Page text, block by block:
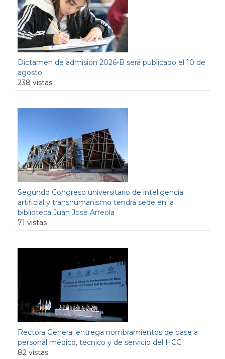
Dictamen de admisión 2026-B será publicado el 10 de
agosto
238 vistas
Segundo Congreso universitario de inteligencia
artificial y transhumanismo tendrá sede en la
biblioteca Juan José Arreola
71 vistas
Rectora General entrega nombramientos de base a
personal médico, técnico y de servicio del HCG
82 vistas